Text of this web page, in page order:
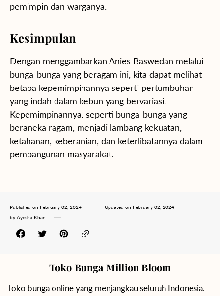
pemimpin dan warganya.
Kesimpulan
Dengan menggambarkan Anies Baswedan melalui
bunga-bunga yang beragam ini, kita dapat melihat
betapa kepemimpinannya seperti pertumbuhan
yang indah dalam kebun yang bervariasi.
Kepemimpinannya, seperti bunga-bunga yang
beraneka ragam, menjadi lambang kekuatan,
ketahanan, keberanian, dan keterlibatannya dalam
pembangunan masyarakat.
Published on February 02, 2024 Updated on February 02, 2024
by Ayesha Khan
Toko Bunga Million Bloom
Toko bunga online yang menjangkau seluruh Indonesia.